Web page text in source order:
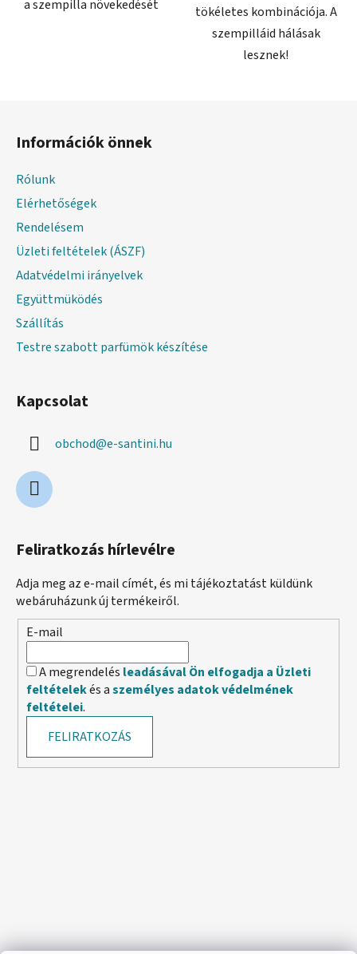
a szempilla növekedését
tökéletes kombinációja. A
szempilláid hálásak
lesznek!
Információk önnek
Rólunk
Elérhetőségek
Rendelésem
Üzleti feltételek (ÁSZF)
Adatvédelmi irányelvek
Együttmüködés
Szállítás
Testre szabott parfümök készítése
Kapcsolat
obchod@e-santini.hu
Feliratkozás hírlevélre
Adja meg az e-mail címét, és mi tájékoztatást küldünk
webáruházunk új termékeiről.
E-mail
A megrendelés leadásával Ön elfogadja a Üzleti
feltételekés aszemélyes adatok védelmének
feltételei.
FELIRATKOZÁS